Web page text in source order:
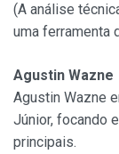
(A análise
uma ferramenta
Agustin Wazne
Agustin Wazne
Júnior, focando
principais.